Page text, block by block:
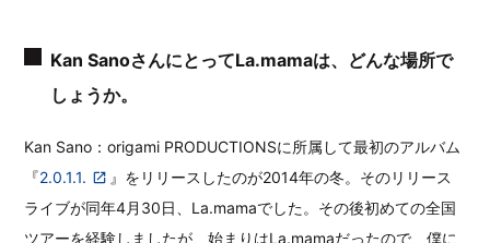
Kan SanoさんにとってLa.mamaは、どんな場所で
しょうか。
Kan Sano：origami PRODUCTIONSに所属して最初のアルバム
『2.0.1.1.
』をリリースしたのが2014年の冬。そのリリース
ライブが同年4月30日、La.mamaでした。その後初めての全国
ツアーを経験しましたが、始まりはLa.mamaだったので、僕に